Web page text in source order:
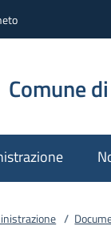
Comune
/